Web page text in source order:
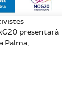
presentarà
Palma,